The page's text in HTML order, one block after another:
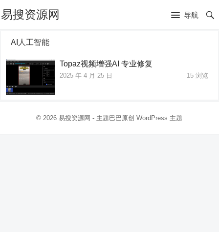
易搜资源网 导航
AI人工智能
Topaz视频增强AI 专业修复
2025 年 4 月 25 日 15浏览
© 2026易搜资源网 - 主题巴巴原创WordPress 主题